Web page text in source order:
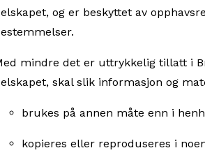
og er beskyttet av
mindre det er uttrykkelig tillatt i
skal slik informasjon og
brukes på annen måte enn i
kopieres eller reproduseres i